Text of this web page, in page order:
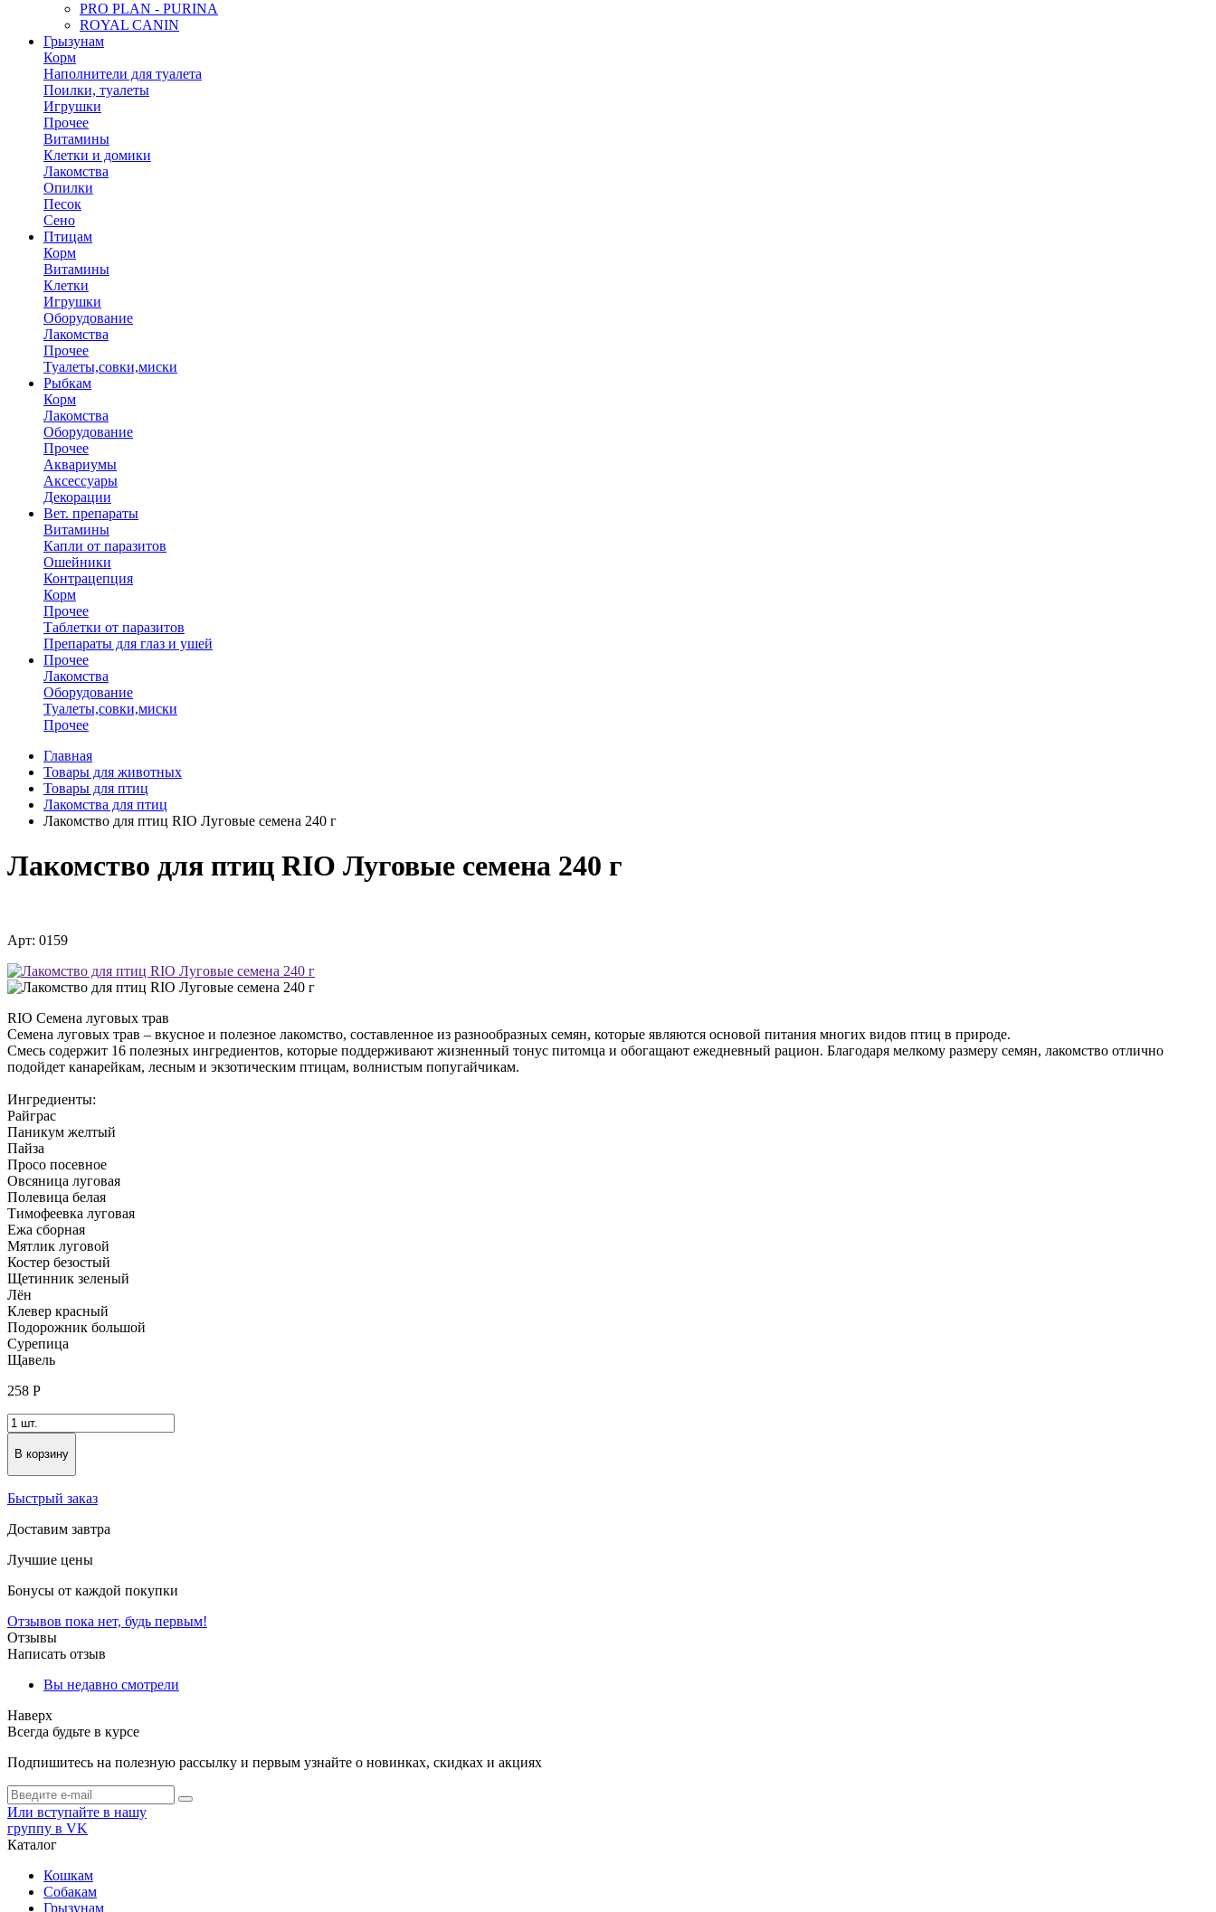
PRO PLAN - PURINA
ROYAL CANIN
Грызунам
Корм
Наполнители для туалета
Поилки, туалеты
Игрушки
Прочее
Витамины
Клетки и домики
Лакомства
Опилки
Песок
Сено
Птицам
Корм
Витамины
Клетки
Игрушки
Оборудование
Лакомства
Прочее
Туалеты,совки,миски
Рыбкам
Корм
Лакомства
Оборудование
Прочее
Аквариумы
Аксессуары
Декорации
Вет. препараты
Витамины
Капли от паразитов
Ошейники
Контрацепция
Корм
Прочее
Таблетки от паразитов
Препараты для глаз и ушей
Прочее
Лакомства
Оборудование
Туалеты,совки,миски
Прочее
Главная
Товары для животных
Товары для птиц
Лакомства для птиц
Лакомство для птиц RIO Луговые семена 240 г
Лакомство для птиц RIO Луговые семена 240 г
Арт: 0159
RIO Семена луговых трав
Семена луговых трав – вкусное и полезное лакомство, составленное из разнообразных семян, которые являются основой питания многих видов птиц в природе.
Смесь содержит 16 полезных ингредиентов, которые поддерживают жизненный тонус питомца и обогащают ежедневный рацион. Благодаря мелкому размеру семян, лакомство отлично
подойдет канарейкам, лесным и экзотическим птицам, волнистым попугайчикам.
Ингредиенты:
Райграс
Паникум желтый
Пайза
Просо посевное
Овсяница луговая
Полевица белая
Тимофеевка луговая
Ежа сборная
Мятлик луговой
Костер безостый
Щетинник зеленый
Лён
Клевер красный
Подорожник большой
Сурепица
Щавель
258 Р
В корзину
Быстрый заказ
Доставим завтра
Лучшие цены
Бонусы от каждой покупки
Отзывов пока нет, будь первым!
Отзывы
Написать отзыв
Вы недавно смотрели
Наверх
Всегда будьте в курсе
Подпишитесь на полезную рассылку и первым узнайте о новинках, скидках и акциях
Или вступайте в нашу
группу в VK
Каталог
Кошкам
Собакам
Грызунам